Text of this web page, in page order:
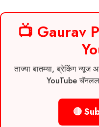
📺 Gaurav
ताज्या बातम्या, ब्रेकिंग न्यूज
YouTube
🔴